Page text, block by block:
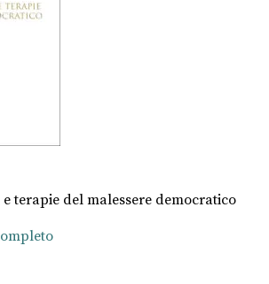
terapie del malessere democratico